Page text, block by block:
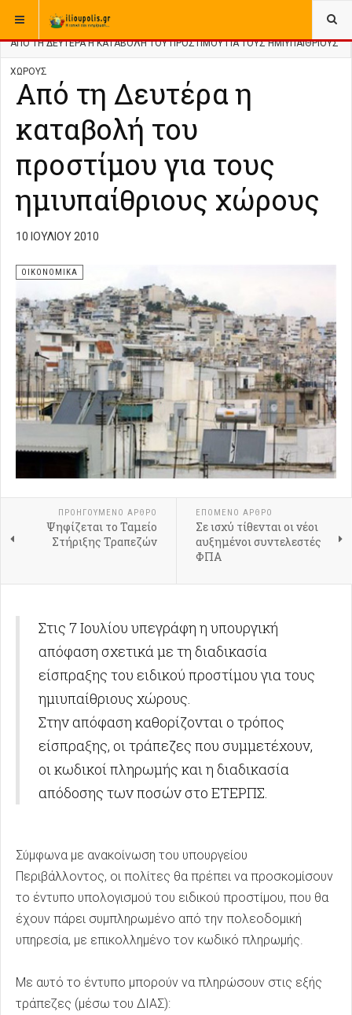
ΒΡΊΣΚΕΣΤΕ ΕΔΏ: ΑΡΧΙΚΉ
ΑΠΌ ΤΗ ΔΕΥΤΈΡΑ Η ΚΑΤΑΒΟΛΉ ΤΟΥ ΠΡΟΣΤΊΜΟΥ ΓΙΑ ΤΟΥΣ ΗΜΙΥΠΑΊΘΡΙΟΥΣ
ΧΏΡΟΥΣ
Από τη Δευτέρα η
καταβολή του
προστίμου για τους
ημιυπαίθριους χώρους
10 ΙΟΥΛΊΟΥ 2010
ΟΙΚΟΝΟΜΙΚΑ
ΠΡΟΗΓΟΎΜΕΝΟ ΑΡΘΡΟ
Ψηφίζεται το Ταμείο
Στήριξης Τραπεζών
ΕΠΟΜΕΝΟ ΑΡΘΡΟ
Σε ισχύ τίθενται οι νέοι
αυξημένοι συντελεστές
ΦΠΑ
Στις 7 Ιουλίου υπεγράφη η υπουργική
απόφαση σχετικά με τη διαδικασία
είσπραξης του ειδικού προστίμου για τους
ημιυπαίθριους χώρους.
Στην απόφαση καθορίζονται ο τρόπος
είσπραξης, οι τράπεζες που συμμετέχουν,
οι κωδικοί πληρωμής και η διαδικασία
απόδοσης των ποσών στο ΕΤΕΡΠΣ.
Σύμφωνα με ανακοίνωση του υπουργείου
Περιβάλλοντος, οι πολίτες θα πρέπει να προσκομίσουν
το έντυπο υπολογισμού του ειδικού προστίμου, που θα
έχουν πάρει συμπληρωμένο από την πολεοδομική
υπηρεσία, με επικολλημένο τον κωδικό πληρωμής.
Με αυτό το έντυπο μπορούν να πληρώσουν στις εξής
τράπεζες (μέσω του ΔΙΑΣ):